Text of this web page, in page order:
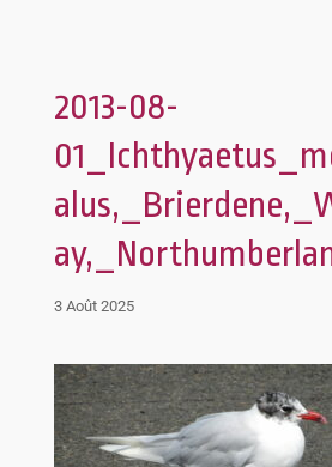
2013-08-
3 Août 2025